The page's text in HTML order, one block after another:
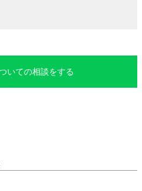
いての相談をする